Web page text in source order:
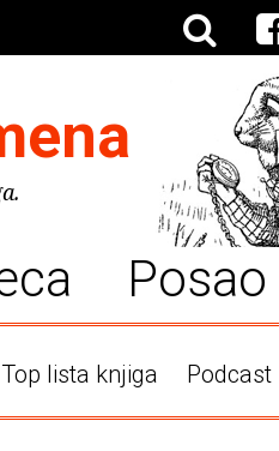
Posao
Top lista knjiga Podcast